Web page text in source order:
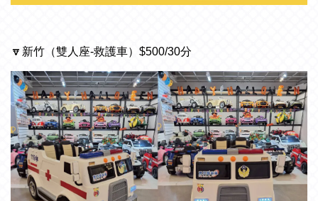
🔽 新竹（雙人座-救護車）$500/30分